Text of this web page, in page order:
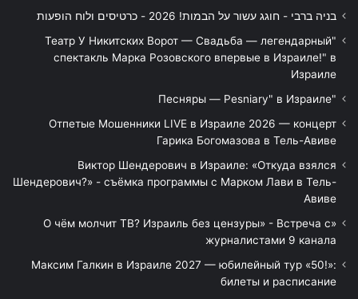
בניה ברבי - חוגג עשור על הבמות! 2026 - כרטיסים ולוח הופעות
"Театр У Никитских Ворот — Свадьба — легендарный
спектакль Марка Розовского впервые в Израиле!" в
Израиле
"Песняры — Pesniary" в Израиле
Отпетые Мошенники LIVE в Израиле 2026 — концерт
Гарика Богомазова в Тель-Авиве
Виктор Шендерович в Израиле: «Откуда взялся
Шендерович?» - съёмка программы с Марком Лави в Тель-
Авиве
«О чём молчит ТВ? Израиль без цензуры» - Встреча с
журналистами 9 канала
Максим Галкин в Израиле 2027 — юбилейный тур «50!»:
билеты и расписание